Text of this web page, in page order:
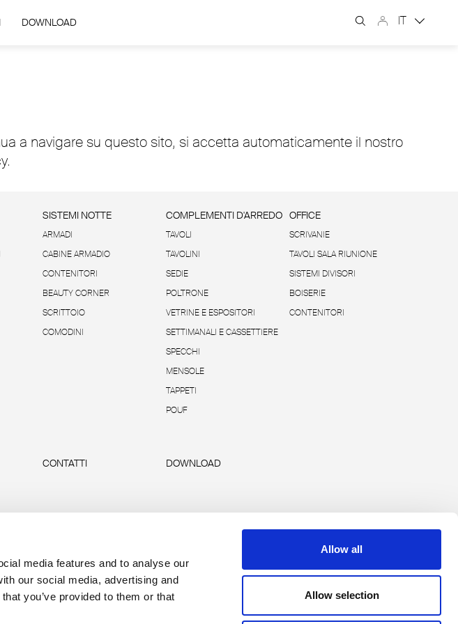
media features and to analyse our
our social media, advertising and
you’ve provided to them or that
Allow all
Allow selection
DOWNLOAD IT
a navigare su questo sito, si accetta automaticamente il nostro
.
SISTEMI NOTTE
ARMADI
CABINE ARMADIO
CONTENITORI
BEAUTY CORNER
SCRITTOIO
COMODINI
COMPLEMENTI D'ARREDO
TAVOLI
TAVOLINI
SEDIE
POLTRONE
VETRINE E ESPOSITORI
SETTIMANALI E CASSETTIERE
SPECCHI
MENSOLE
TAPPETI
POUF
OFFICE
SCRIVANIE
TAVOLI SALA RIUNIONE
SISTEMI DIVISORI
BOISERIE
CONTENITORI
CONTATTI DOWNLOAD